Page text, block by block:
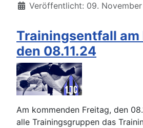
Veröffentlicht: 09.
Trainingsentfall am
den 08.11.24
Am kommenden Freitag, den
alle Trainingsgruppen das